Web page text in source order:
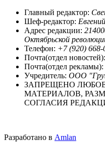
Главный редактор:
Шеф-редактор:
Адрес редакции:
Октябрьской
Телефон: +7 (920) 668-
Почта(отдел новостей):
Почта(отдел рекламы):
Учредитель: ООО
ЗАПРЕЩЕНО
МАТЕРИАЛОВ,
СОГЛАСИЯ
Разработано в Amlan